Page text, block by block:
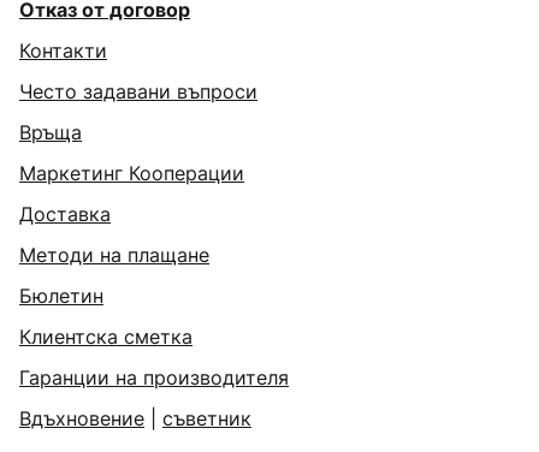
Отказ от договор
Контакти
Често задавани въпроси
Връща
Маркетинг Кооперации
Доставка
Методи на плащане
Бюлетин
Клиентска сметка
Гаранции на производителя
Вдъхновение
съветник